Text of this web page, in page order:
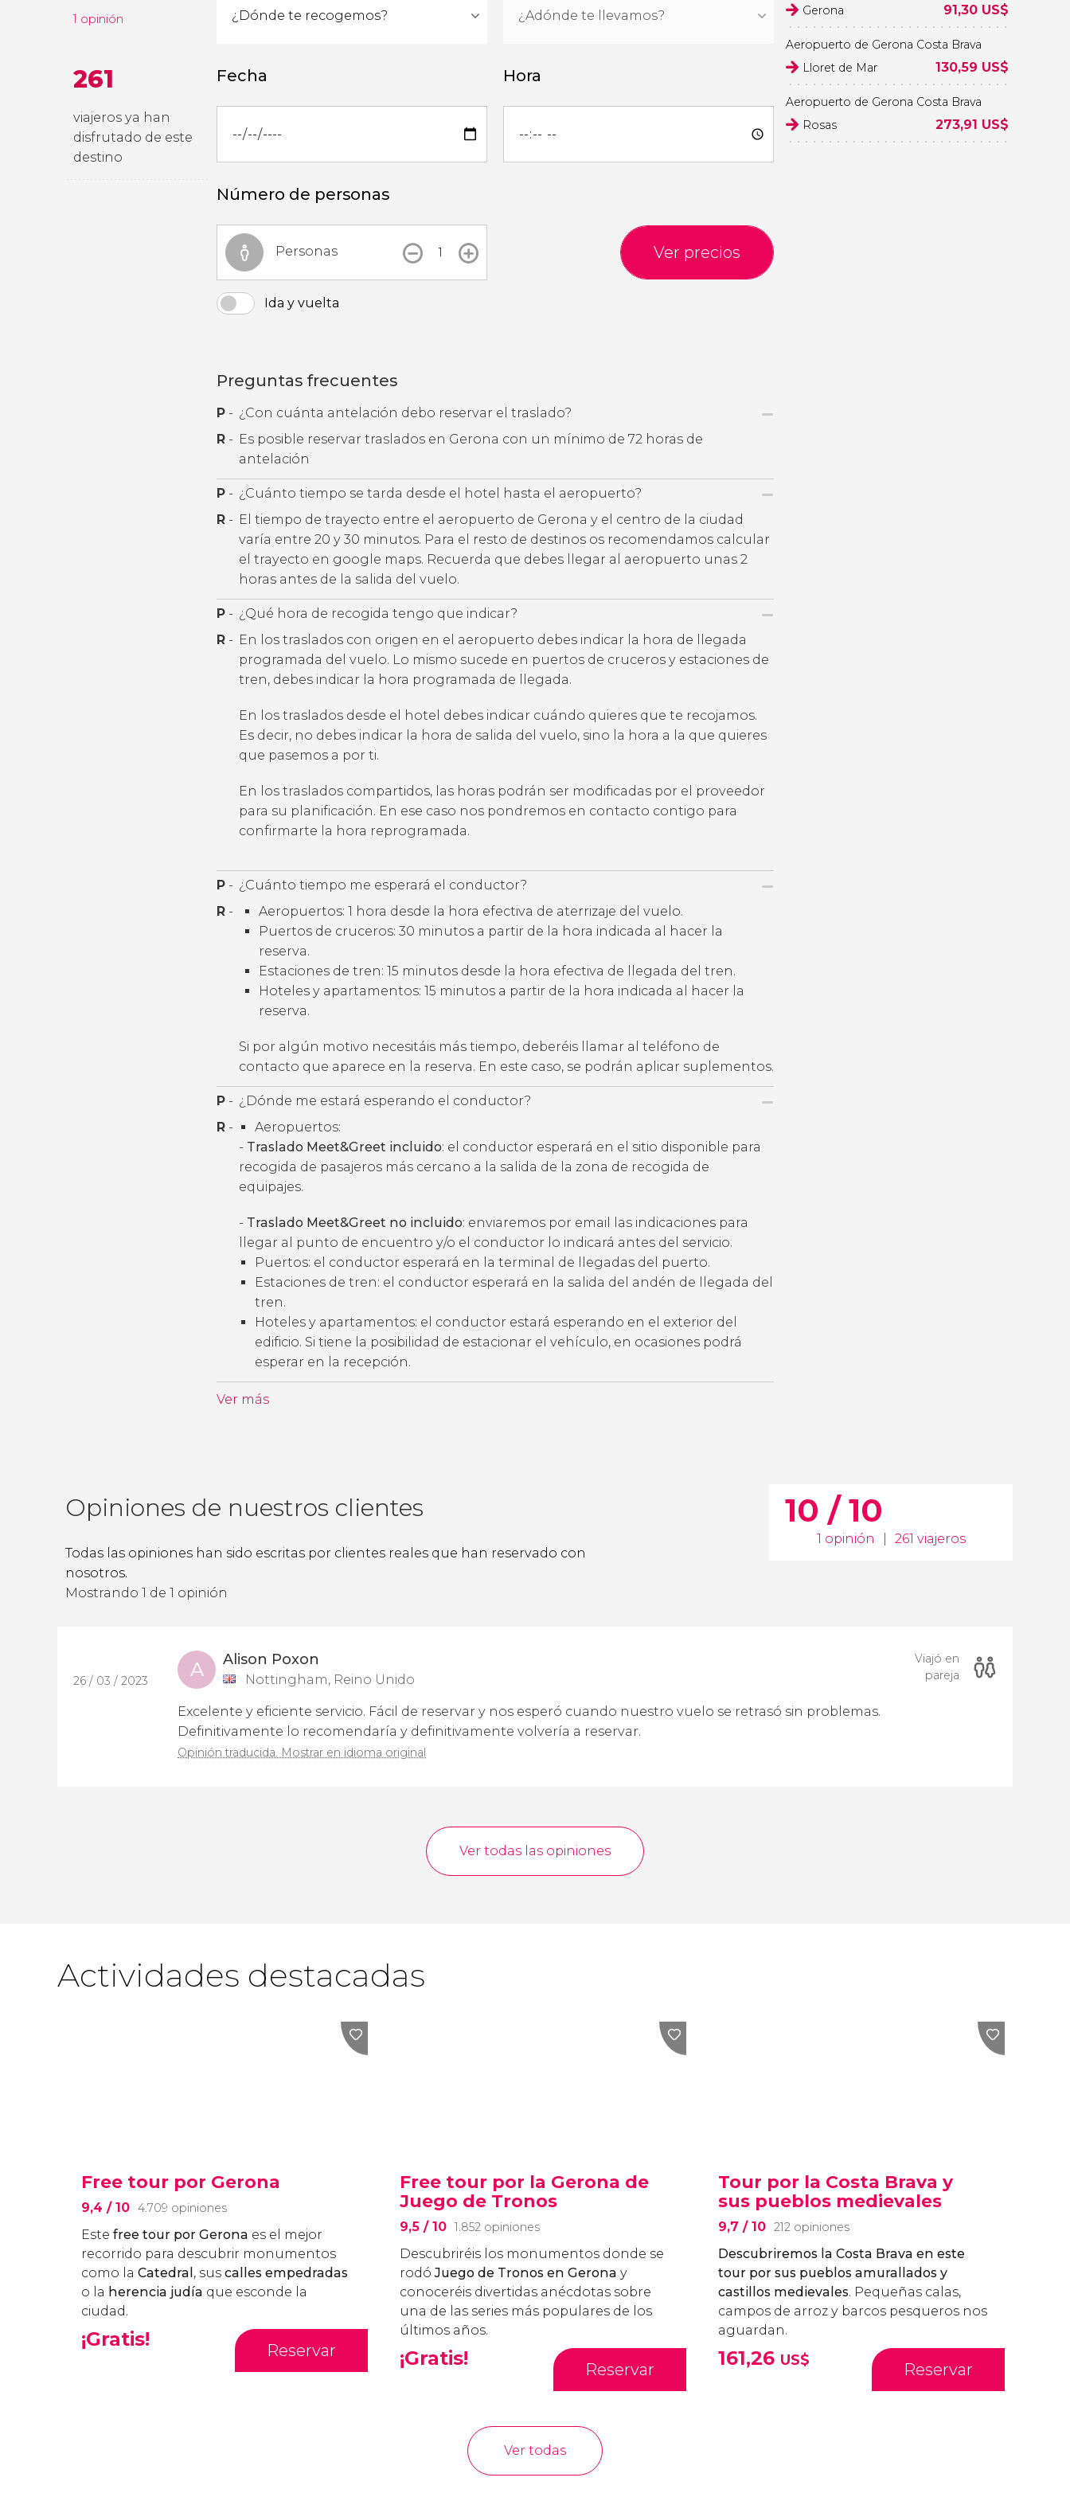
1 opinión
261
viajeros ya han
disfrutado de este
destino
Fecha Hora
Número de personas
Personas Ver precios
Ida y vuelta
Preguntas frecuentes
P - ¿Con cuánta antelación debo reservar el traslado?
R - Es posible reservar traslados en Gerona con un mínimo de 72 horas de
antelación
P - ¿Cuánto tiempo se tarda desde el hotel hasta el aeropuerto?
R - El tiempo de trayecto entre el aeropuerto de Gerona y el centro de la ciudad
varía entre 20 y 30 minutos. Para el resto de destinos os recomendamos calcular
el trayecto en google maps. Recuerda que debes llegar al aeropuerto unas 2
horas antes de la salida del vuelo.
P - ¿Qué hora de recogida tengo que indicar?
R - En los traslados con origen en el aeropuerto debes indicar la hora de llegada
programada del vuelo. Lo mismo sucede en puertos de cruceros y estaciones de
tren, debes indicar la hora programada de llegada.
En los traslados desde el hotel debes indicar cuándo quieres que te recojamos.
Es decir, no debes indicar la hora de salida del vuelo, sino la hora a la que quieres
que pasemos a por ti.
En los traslados compartidos, las horas podrán ser modificadas por el proveedor
para su planificación. En ese caso nos pondremos en contacto contigo para
confirmarte la hora reprogramada.
P - ¿Cuánto tiempo me esperará el conductor?
R -
Aeropuertos: 1 hora desde la hora efectiva de aterrizaje del vuelo.
Puertos de cruceros: 30 minutos a partir de la hora indicada al hacer la
reserva.
Estaciones de tren: 15 minutos desde la hora efectiva de llegada del tren.
Hoteles y apartamentos: 15 minutos a partir de la hora indicada al hacer la
reserva.
Si por algún motivo necesitáis más tiempo, deberéis llamar al teléfono de
contacto que aparece en la reserva. En este caso, se podrán aplicar suplementos.
P - ¿Dónde me estará esperando el conductor?
R -
Aeropuertos:
- Traslado Meet&Greet incluido: el conductor esperará en el sitio disponible para
recogida de pasajeros más cercano a la salida de la zona de recogida de
equipajes.
- Traslado Meet&Greet no incluido: enviaremos por email las indicaciones para
llegar al punto de encuentro y/o el conductor lo indicará antes del servicio.
Puertos: el conductor esperará en la terminal de llegadas del puerto.
Estaciones de tren: el conductor esperará en la salida del andén de llegada del
tren.
Hoteles y apartamentos: el conductor estará esperando en el exterior del
edificio. Si tiene la posibilidad de estacionar el vehículo, en ocasiones podrá
esperar en la recepción.
Ver más
Gerona
91,30 US$
Aeropuerto de Gerona Costa Brava
Lloret de Mar
130,59 US$
Aeropuerto de Gerona Costa Brava
Rosas
273,91 US$
Opiniones de nuestros clientes
Todas las opiniones han sido escritas por clientes reales que han reservado con
nosotros.
10 / 10
1 opinión 261 viajeros
Mostrando 1 de 1 opinión
26 / 03 / 2023 A Alison Poxon
Nottingham, Reino Unido
Excelente y eficiente servicio. Fácil de reservar y nos esperó cuando nuestro vuelo se retrasó sin problemas.
Definitivamente lo recomendaría y definitivamente volvería a reservar.
Opinión traducida. Mostrar en idioma original
Viajó en
pareja
Ver todas las opiniones
Actividades destacadas
Free tour por Gerona
9,4 / 10 4.709 opiniones
Este free tour por Gerona es el mejor
recorrido para descubrir monumentos
como la Catedral , sus calles empedradas
o la herencia judía que esconde la
ciudad.
¡Gratis! Reservar
Free tour por la Gerona de
Juego de Tronos
9,5 / 10 1.852 opiniones
Descubriréis los monumentos donde se
rodóJuego de Tronos en Gerona y
conoceréis divertidas anécdotas sobre
una de las series más populares de los
últimos años.
¡Gratis! Reservar
Tour por la Costa Brava y
sus pueblos medievales
9,7 / 10 212 opiniones
Descubriremos la Costa Brava en este
tour por sus pueblos amurallados y
castillos medievales. Pequeñas calas,
campos de arroz y barcos pesqueros nos
aguardan.
161,26 US$ Reservar
Ver todas